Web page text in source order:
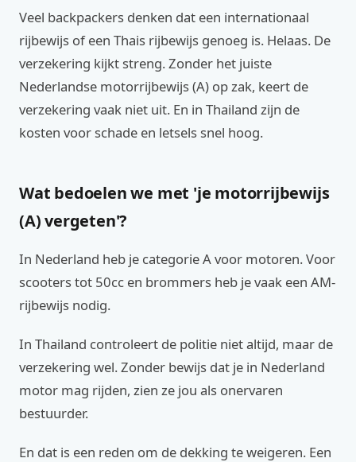
Veel backpackers denken dat een internationaal
rijbewijs of een Thais rijbewijs genoeg is. Helaas. De
verzekering kijkt streng. Zonder het juiste
Nederlandse motorrijbewijs (A) op zak, keert de
verzekering vaak niet uit. En in Thailand zijn de
kosten voor schade en letsels snel hoog.
Wat bedoelen we met 'je motorrijbewijs
(A) vergeten'?
In Nederland heb je categorie A voor motoren. Voor
scooters tot 50cc en brommers heb je vaak een AM-
rijbewijs nodig.
In Thailand controleert de politie niet altijd, maar de
verzekering wel. Zonder bewijs dat je in Nederland
motor mag rijden, zien ze jou als onervaren
bestuurder.
En dat is een reden om de dekking te weigeren. Een